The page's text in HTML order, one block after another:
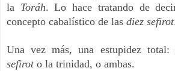
la Toráh. Lo hace tratando de
concepto cabalístico de las diez sefirot
Una vez más, una estupidez total:
sefirot o la trinidad, o ambas.